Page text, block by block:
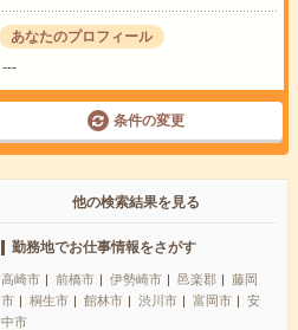
あなたのプロフィール
---
条件の変更
他の検索結果を見る
勤務地でお仕事情報をさがす
高崎市 前橋市 伊勢崎市 邑楽郡
藤岡
市
桐生市 館林市 渋川市 富岡市
安
中市